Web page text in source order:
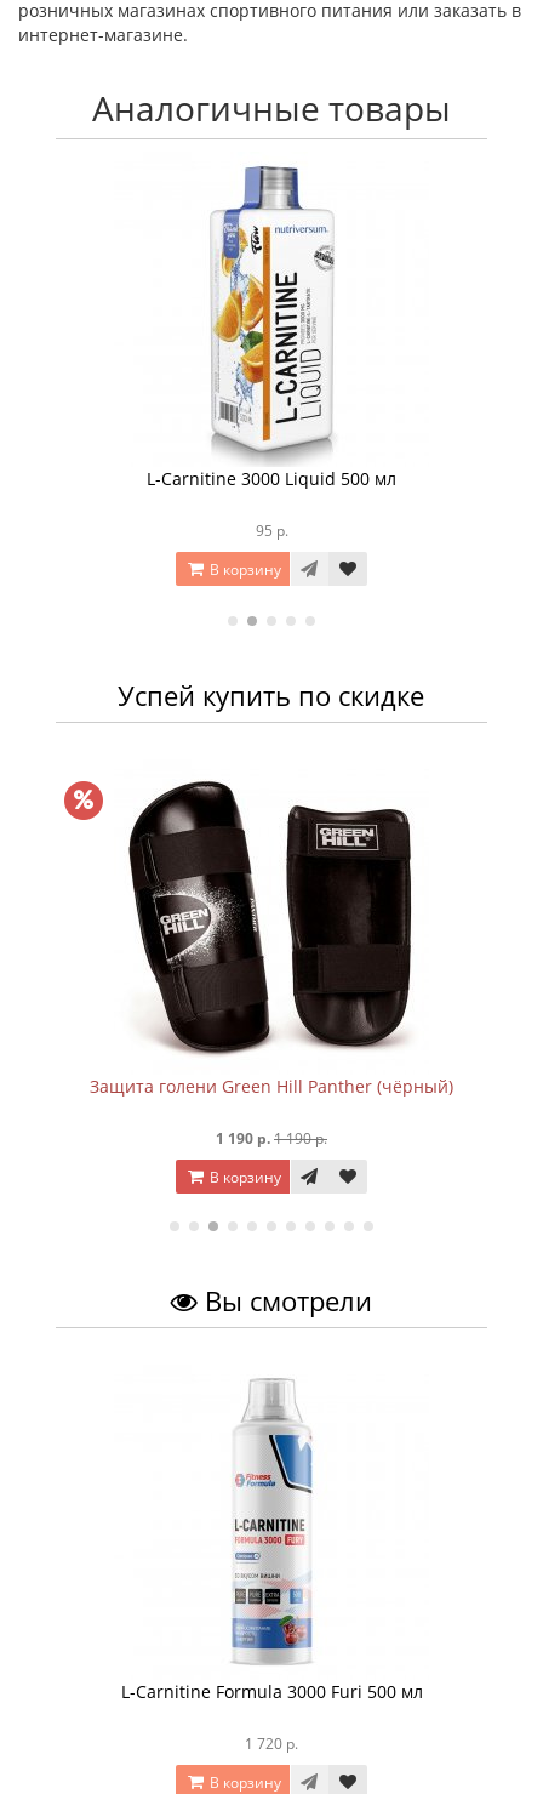
розничных магазинах спортивного питания или заказать в
интернет-магазине.
Аналогичные товары
L-Carnitine Mega
Успей купить по скидке
Защита голени Green Hill Panther (чёрный)
1 190 р.1 190 р.
В корзину
Вы смотрели
L-Carnitine Formula 3000 Furi 500 мл
1 720 р.
В корзину